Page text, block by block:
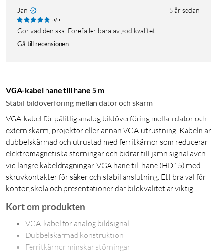
Jan 6 år sedan
5/5
Gör vad den ska. Förefaller bara av god kvalitet.
Gå till recensionen
VGA-kabel hane till hane 5 m
Stabil bildöverföring mellan dator och skärm
VGA-kabel för pålitlig analog bildöverföring mellan dator och
extern skärm, projektor eller annan VGA-utrustning. Kabeln är
dubbelskärmad och utrustad med ferritkärnor som reducerar
elektromagnetiska störningar och bidrar till jämn signal även
vid längre kabeldragningar. VGA hane till hane (HD15) med
skruvkontakter för säker och stabil anslutning. Ett bra val för
kontor, skola och presentationer där bildkvalitet är viktig.
Kort om produkten
VGA-kabel för analog bildsignal
Dubbelskärmad konstruktion
Ferritkärnor minskar störningar